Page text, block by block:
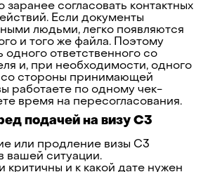
согласовать контактных
Если документы
людьми, легко появляются
и того же файла. Поэтому
одного ответственного со
и, при необходимости, одного
со стороны принимающей
работаете по одному чек-
время на пересогласования.
подачей на визу C3
или продление визы C3
вашей ситуации.
критичны и к какой дате нужен